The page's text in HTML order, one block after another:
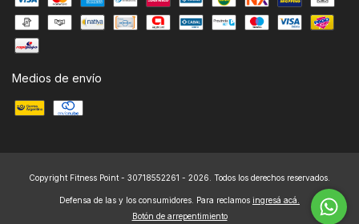
Medios de envío
Copyright Fitness Point - 30718552261 - 2026. Todos los derechos reservados.
Defensa de las y los consumidores. Para reclamos ingresá acá.
Botón de arrepentimiento